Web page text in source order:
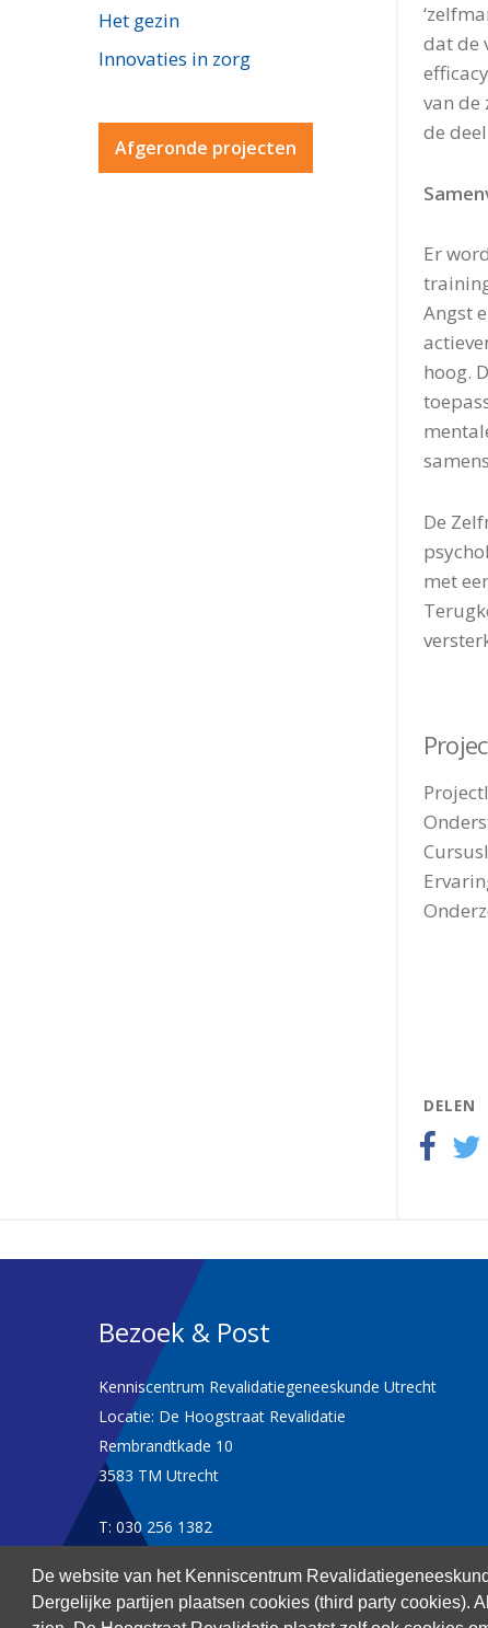
De website van het Kenniscentrum
Dergelijke partijen plaatsen cookies (third party cookies).
Het gezin
Innovaties in zorg
Afgeronde projecten
dat de
van de
de
Er
Angst
hoog.
De
met
DELEN
Bezoek & Post
Kenniscentrum Revalidatiegeneeskunde Utrecht
Locatie: De Hoogstraat Revalidatie
Rembrandtkade 10
3583 TM Utrecht
T: 030 256 1382
kenniscentrum@dehoogstraat.nl